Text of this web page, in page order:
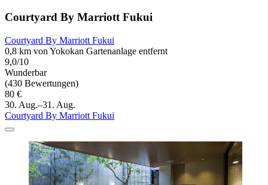
Courtyard By Marriott Fukui
Courtyard By Marriott Fukui
0,8 km von Yokokan Gartenanlage entfernt
9,0/10
Wunderbar
(430 Bewertungen)
80 €
30. Aug.–31. Aug.
Courtyard By Marriott Fukui